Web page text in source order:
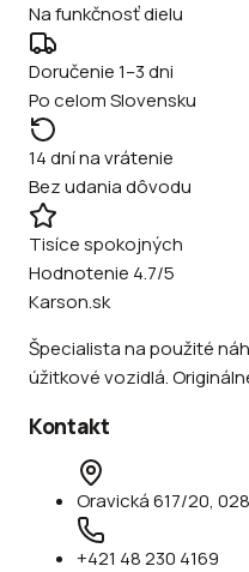
Na funkčnosť dielu
Doručenie 1–3 dni
Po celom Slovensku
14 dní na vrátenie
Bez udania dôvodu
Tisíce spokojných
Hodnotenie 4.7/5
Karson.sk
Špecialista na použité
úžitkové vozidlá.
Kontakt
Oravická 617/20,
+421 48 230 4169